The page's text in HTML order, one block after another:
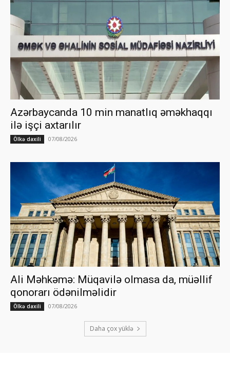
Azərbaycanda 10 min manatlıq əməkhaqqı
ilə işçi axtarılır
Ölkə daxili 07/08/2026
Ali Məhkəmə: Müqavilə olmasa da, müəllif
qonorarı ödənilməlidir
Ölkə daxili 07/08/2026
Daha çox yüklə